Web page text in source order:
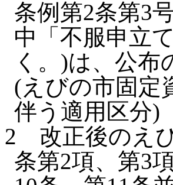
条例第2条第3
中「不服申立
く。)は、公布
(えびの市固定
伴う適用区分)
2 改正後のえ
条第2項、第3